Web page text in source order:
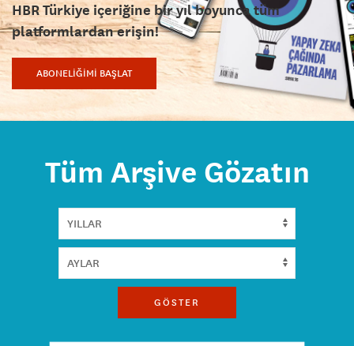
HBR Türkiye içeriğine bir yıl boyunca tüm
platformlardan erişin!
ABONELİĞİMİ BAŞLAT
Tüm Arşive Gözatın
GÖSTER